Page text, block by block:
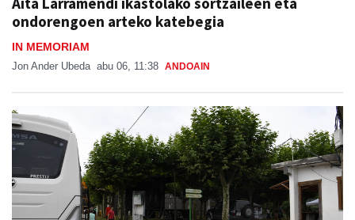
ondorengoen arteko katebegia
IN MEMORIAM
Jon Ander Ubeda abu 06, 11:38 ANDOAIN